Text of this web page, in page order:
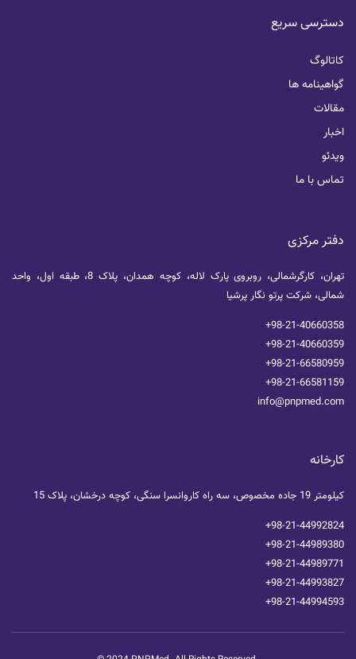
دسترسی سریع
کاتالوگ
گواهینامه ها
مقالات
اخبار
ویدئو
تماس با ما
دفتر مرکزی
تهران، کارگرشمالی، روبروی پارک لاله، کوچه همدان، پلاک 8، طبقه اول، واحد
شمالی، شرکت پرتو نگار پرشیا
+98-21-40660358
+98-21-40660359
+98-21-66580959
+98-21-66581159
info@pnpmed.com
کارخانه
کیلومتر 19 جاده مخصوص، سه راه کاروانسرا سنگی، کوچه درخشان، پلاک 15
+98-21-44992824
+98-21-44989380
+98-21-44989771
+98-21-44993827
+98-21-44994593